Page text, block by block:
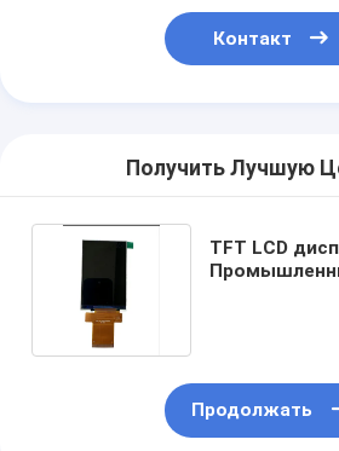
Контакт
Получить Лучшую
TFT LCD
Продолжать